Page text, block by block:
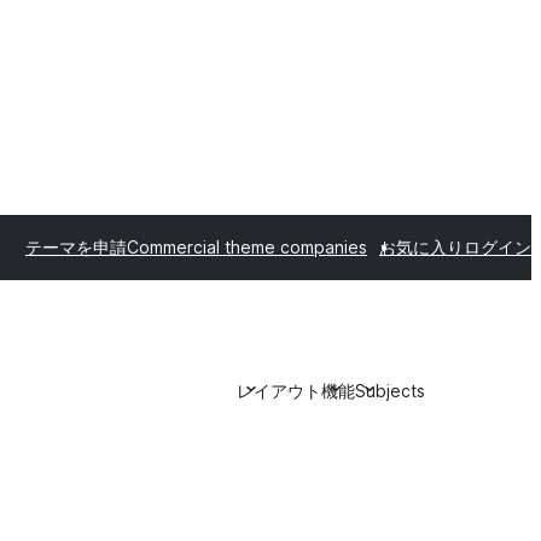
テーマを申請Commercial theme companies お気に入り ログイン
レイアウト機能Subjects